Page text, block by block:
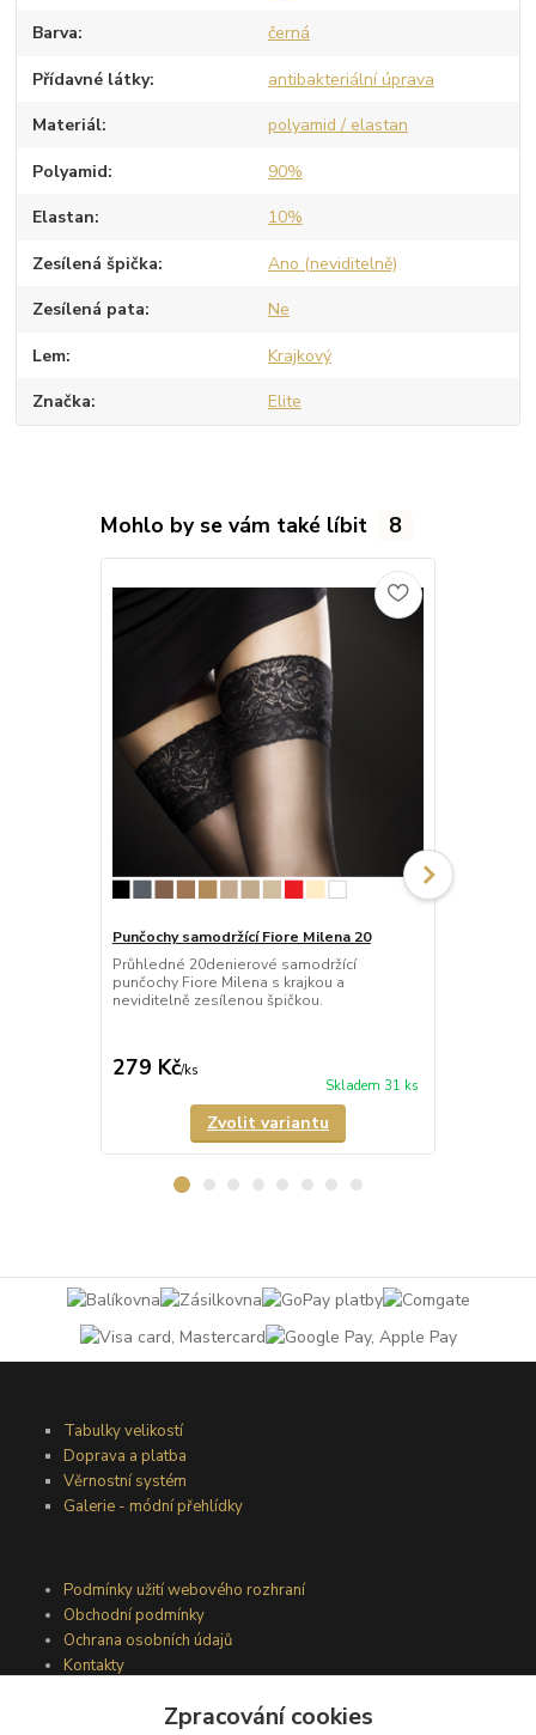
Barva černá
Přídavné látky antibakteriální úprava
Materiál polyamid / elastan
Polyamid 90%
Elastan 10%
Zesílená špička Ano (neviditelně)
Zesílená pata Ne
Lem Krajkový
Značka Elite
Mohlo by se vám také líbit 8
Punčochy samodržící Fiore Milena 20
Průhledné 20denierové samodržící
punčochy Fiore Milena s krajkou a
neviditelně zesílenou špičkou.
279 Kč/ks
Skladem 31 ks
Zvolit variantu
Tabulky velikostí
Doprava a platba
Věrnostní systém
Galerie - módní přehlídky
Podmínky užití webového rozhraní
Obchodní podmínky
Ochrana osobních údajů
Kontakty
Zpracování cookies